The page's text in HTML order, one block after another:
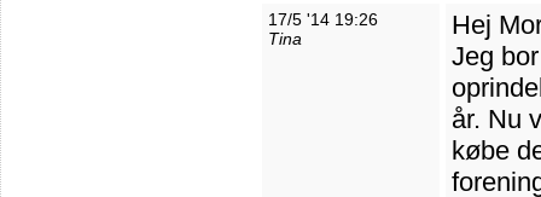
17/5 '14 19:26
Tina
Hej
Jeg
år. Nu
købe